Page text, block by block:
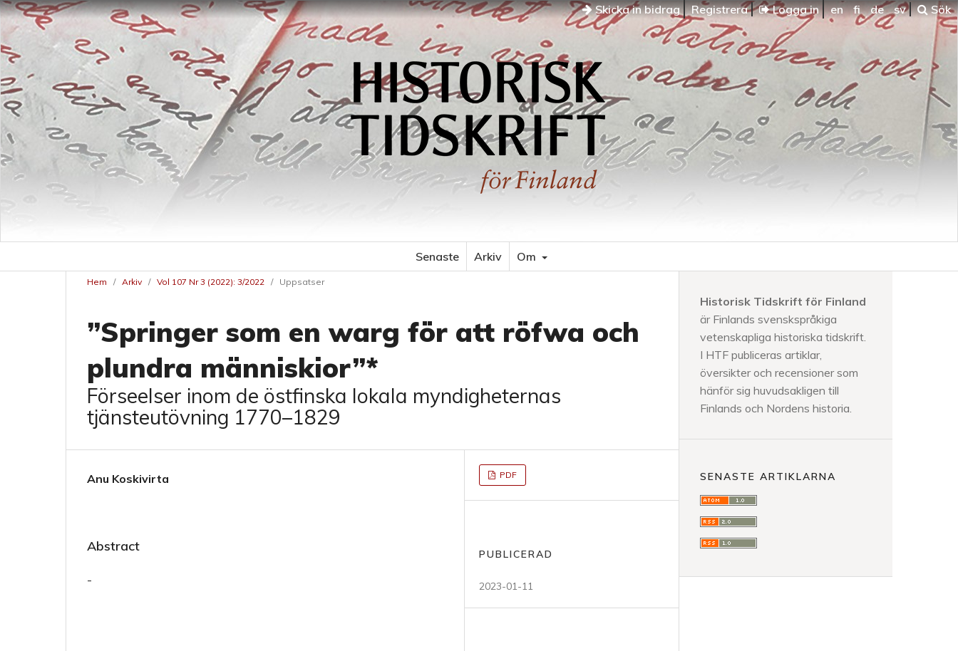
Skicka in bidrag Registrera Logga in en fi de sv Sök
Senaste Arkiv Om
Hem / Arkiv / Vol 107 Nr 3 (2022): 3/2022 / Uppsatser
”Springer som en warg för att röfwa och
plundra människior”*
Förseelser inom de östfinska lokala myndigheternas
tjänsteutövning 1770–1829
Anu Koskivirta
Abstract
-
PDF
PUBLICERAD
2023-01-11
Historisk Tidskrift för Finland
är Finlands svenskspråkiga
vetenskapliga historiska tidskrift.
I HTF publiceras artiklar,
översikter och recensioner som
hänför sig huvudsakligen till
Finlands och Nordens historia.
SENASTE ARTIKLARNA